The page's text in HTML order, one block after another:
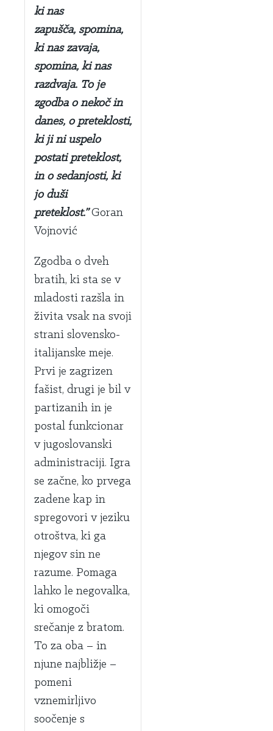
ki nas
zapušča, spomina,
ki nas zavaja,
spomina, ki nas
razdvaja. To je
zgodba o nekoč in
danes, o preteklosti,
ki ji ni uspelo
postati preteklost,
in o sedanjosti, ki
jo duši
preteklost.” Goran
Vojnović
Zgodba o dveh
bratih, ki sta se v
mladosti razšla in
živita vsak na svoji
strani slovensko-
italijanske meje.
Prvi je zagrizen
fašist, drugi je bil v
partizanih in je
postal funkcionar
v jugoslovanski
administraciji. Igra
se začne, ko prvega
zadene kap in
spregovori v jeziku
otroštva, ki ga
njegov sin ne
razume. Pomaga
lahko le negovalka,
ki omogoči
srečanje z bratom.
To za oba – in
njune najbližje –
pomeni
vznemirljivo
soočenje s